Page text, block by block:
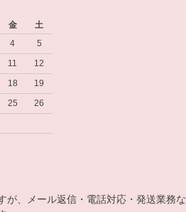
金
土
4
5
11
12
18
19
25
26
が、メール返信・電話対応・発送業務な